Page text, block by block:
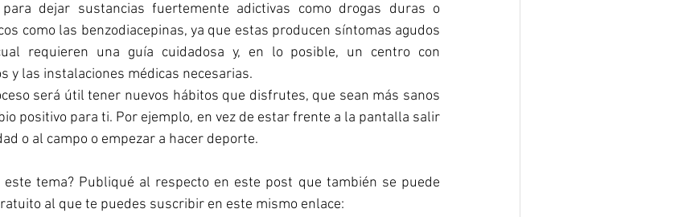
dejar sustancias fuertemente adictivas como drogas duras o
como las benzodiacepinas, ya que estas producen síntomas agudos
requieren una guía cuidadosa y, en lo posible, un centro con
y las instalaciones médicas necesarias.
será útil tener nuevos hábitos que disfrutes, que sean más sanos
positivo para ti. Por ejemplo, en vez de estar frente a la pantalla salir
o al campo o empezar a hacer deporte.
tema? Publiqué al respecto en este post que también se puede
al que te puedes suscribir en este mismo enlace: